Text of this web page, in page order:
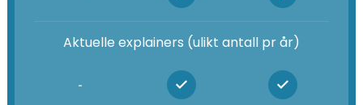
Aktuelle explainers (ulikt antall pr år)
-